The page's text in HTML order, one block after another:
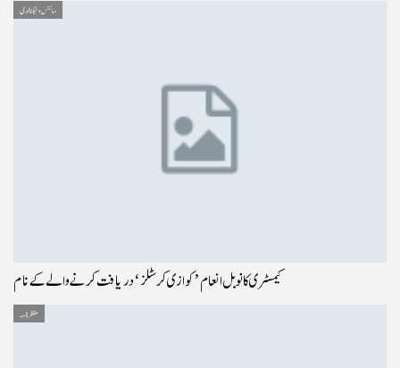
سائنس و ٹیکنالوجی
کیمسٹری کا نوبل انعام ’کوازی کرسٹلز‘ دریافت کرنے والے کے نام
منظر نامہ